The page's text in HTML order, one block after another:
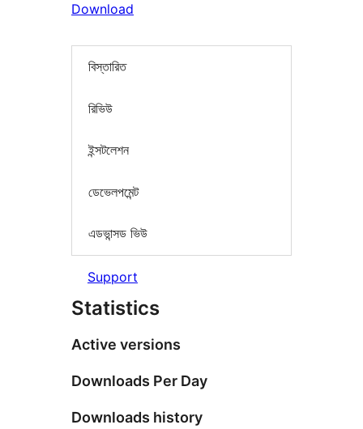
Download
বিস্তারিত
রিভিউ
ইন্সটলেশন
ডেভেলপমেন্ট
এডভান্সড ভিউ
Support
Statistics
Active versions
Downloads Per Day
Downloads history